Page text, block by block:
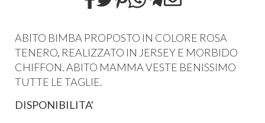
ABITO BIMBA PROPOSTO IN COLORE ROSA
TENERO, REALIZZATO IN JERSEY E MORBIDO
CHIFFON. ABITO MAMMA VESTE BENISSIMO
TUTTE LE TAGLIE.
DISPONIBILITA'